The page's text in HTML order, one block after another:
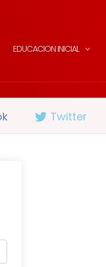
EDUCACION INICIAL
Twitter